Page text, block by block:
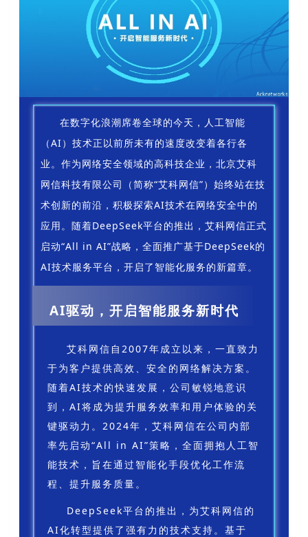
在数字化浪潮席卷全球的今天，人工智能
（AI）技术正以前所未有的速度改变着各行各
业。作为网络安全领域的高科技企业，北京艾科
网信科技有限公司（简称“艾科网信”）始终站在技
术创新的前沿，积极探索AI技术在网络安全中的
应用。随着DeepSeek平台的推出，艾科网信正式
启动“All in AI”战略，全面推广基于DeepSeek的
AI技术服务平台，开启了智能化服务的新篇章。
AI驱动，开启智能服务新时代
艾科网信自2007年成立以来，一直致力
于为客户提供高效、安全的网络解决方案。
随着AI技术的快速发展，公司敏锐地意识
到，AI将成为提升服务效率和用户体验的关
键驱动力。2024年，艾科网信在公司内部
率先启动“All in AI”策略，全面拥抱人工智
能技术，旨在通过智能化手段优化工作流
程、提升服务质量。
DeepSeek平台的推出，为艾科网信的
AI化转型提供了强有力的技术支持。基于